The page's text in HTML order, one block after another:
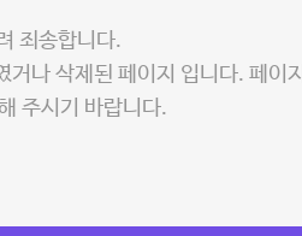
죄송합니다.
나 삭제된 페이지 입니다. 페이지
주시기 바랍니다.